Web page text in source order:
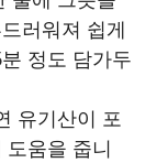
러워져 쉽게
정도 담가두
유기산이 포
움을 줍니